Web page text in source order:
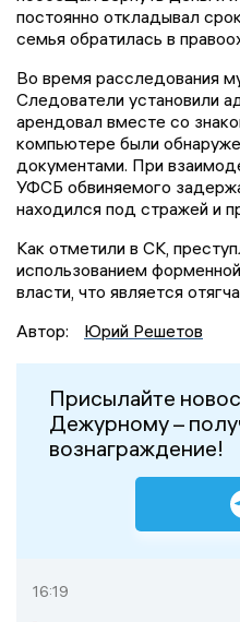
постоянно откладывал
семья обратилась в
Во время расследования
Следователи установили
арендовал вместе со
компьютере были
документами. При
УФСБ обвиняемого
находился под стражей и
Как отметили в СК,
использованием
власти, что является
Автор:
Юрий Решетов
Присылайте
Дежурному –
вознаграждение!
16:19